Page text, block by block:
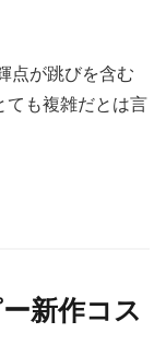
点が跳びを含む
ても複雑だとは言
新作コス